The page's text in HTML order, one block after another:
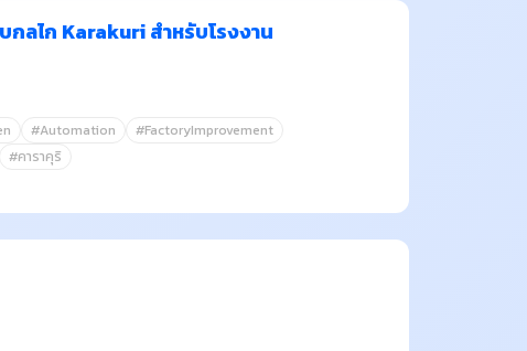
ลไก Karakuri สำหรับโรงงาน
#Automation
#FactoryImprovement
#คาราคุริ